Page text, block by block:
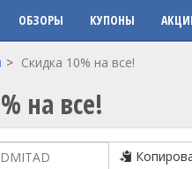
ОБЗОРЫ КУПОНЫ
Скидка 10% на все!
на все!